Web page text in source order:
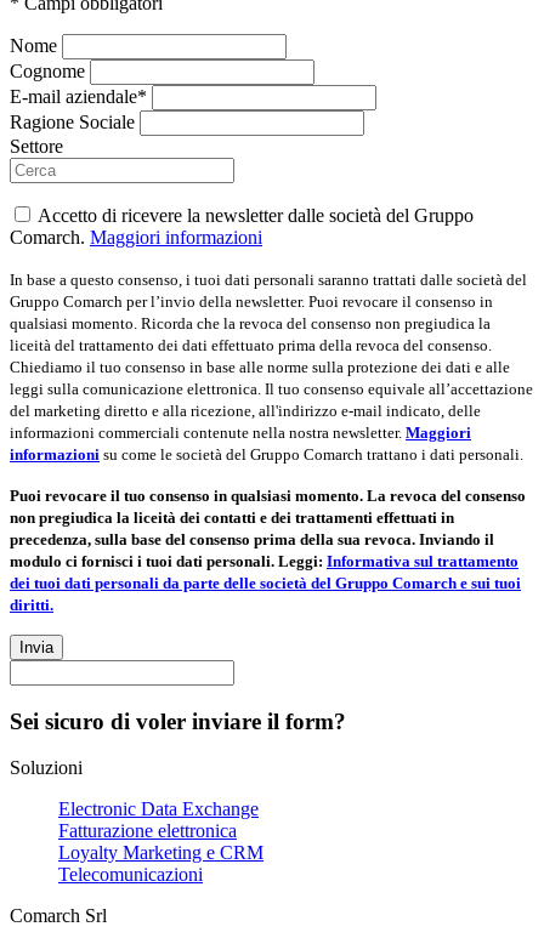
Nome
Cognome
E-mail aziendale*
Ragione Sociale
Settore
Accetto di ricevere la newsletter dalle società del Gruppo
Comarch. Maggiori informazioni
In base a questo consenso, i tuoi dati personali saranno trattati dalle società del
Gruppo Comarch per l’invio della newsletter. Puoi revocare il consenso in
qualsiasi momento. Ricorda che la revoca del consenso non pregiudica la
liceità del trattamento dei dati effettuato prima della revoca del consenso.
Chiediamo il tuo consenso in base alle norme sulla protezione dei dati e alle
leggi sulla comunicazione elettronica. Il tuo consenso equivale all’accettazione
del marketing diretto e alla ricezione, all'indirizzo e-mail indicato, delle
informazioni commerciali contenute nella nostra newsletter. Maggiori
informazioni su come le società del Gruppo Comarch trattano i dati personali.
Puoi revocare il tuo consenso in qualsiasi momento. La revoca del consenso
non pregiudica la liceità dei contatti e dei trattamenti effettuati in
precedenza, sulla base del consenso prima della sua revoca. Inviando il
modulo ci fornisci i tuoi dati personali. Leggi: Informativa sul trattamento
dei tuoi dati personali da parte delle società del Gruppo Comarch e sui tuoi
diritti.
Invia
Sei sicuro di voler inviare il form?
Soluzioni
Electronic Data Exchange
Fatturazione elettronica
Loyalty Marketing e CRM
Telecomunicazioni
Comarch Srl